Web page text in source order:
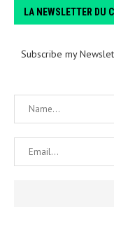
LA NEWSLETTER DU
Subscribe my